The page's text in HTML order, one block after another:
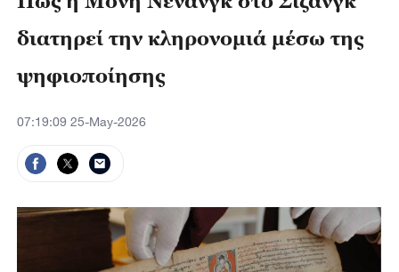
διατηρεί την κληρονομιά μέσω της
ψηφιοποίησης
07:19:09 25-May-2026